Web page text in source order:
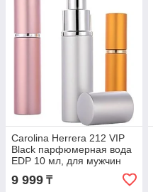
Carolina Herrera 212 VIP
Black парфюмерная вода
EDP 10 мл, для мужчин
9 999 ₸